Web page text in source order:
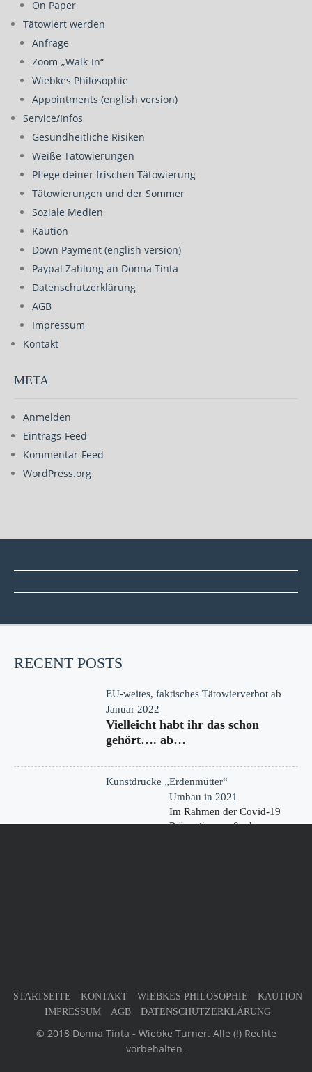
On Paper
Tätowiert werden
Anfrage
Zoom-„Walk-In“
Wiebkes Philosophie
Appointments (english version)
Service/Infos
Gesundheitliche Risiken
Weiße Tätowierungen
Pflege deiner frischen Tätowierung
Tätowierungen und der Sommer
Soziale Medien
Kaution
Down Payment (english version)
Paypal Zahlung an Donna Tinta
Datenschutzerklärung
AGB
Impressum
Kontakt
META
Anmelden
Eintrags-Feed
Kommentar-Feed
WordPress.org
RECENT POSTS
EU-weites, faktisches Tätowierverbot ab
Januar 2022
Vielleicht habt ihr das schon
gehört…. ab…
Kunstdrucke „Erdenmütter“
Umbau in 2021
Im Rahmen der Covid-19
Präventionsmaßnahmen
STARTSEITE KONTAKT WIEBKES PHILOSOPHIE
KAUTION
IMPRESSUM
AGB DATENSCHUTZERKLÄRUNG
© 2018 Donna Tinta - Wiebke Turner. Alle (!) Rechte
vorbehalten-